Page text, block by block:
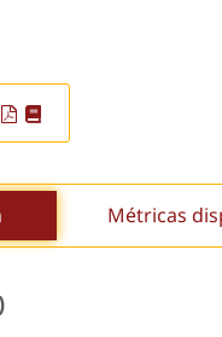
Métricas